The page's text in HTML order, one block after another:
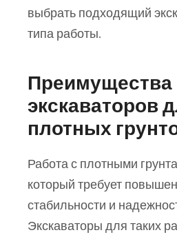
выбрать подходящий
типа работы.
Преимущества
экскаваторов
плотных
Работа с плотными
который требует
стабильности и
Экскаваторы для таких